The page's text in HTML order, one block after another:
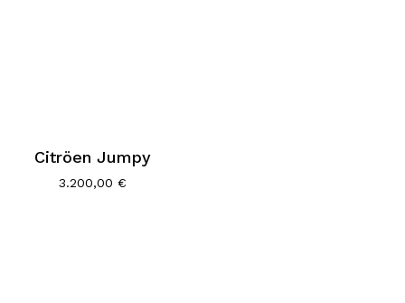
Citröen Jumpy
3.200,00 €